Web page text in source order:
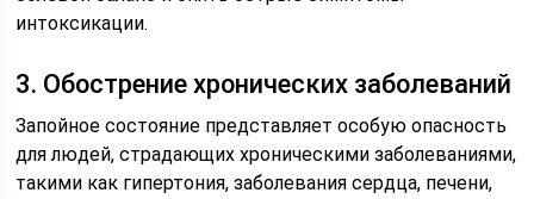
интоксикации.
3. Обострение хронических заболеваний
Запойное состояние представляет особую опасность
для людей, страдающих хроническими заболеваниями,
такими как гипертония, заболевания сердца, печени,